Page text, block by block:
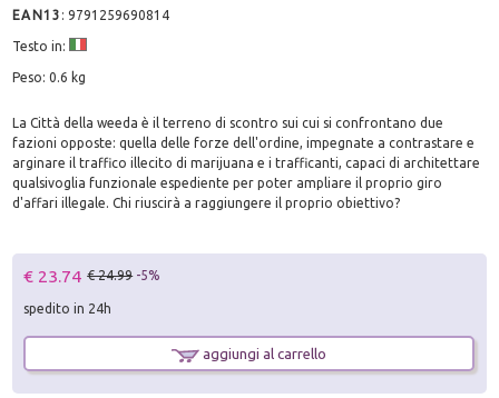
EAN13 :9791259690814
Testo in:
Peso: 0.6 kg
La Città della weeda è il terreno di scontro sui cui si confrontano due
fazioni opposte: quella delle forze dell'ordine, impegnate a contrastare e
arginare il traffico illecito di marijuana e i trafficanti, capaci di architettare
qualsivoglia funzionale espediente per poter ampliare il proprio giro
d'affari illegale. Chi riuscirà a raggiungere il proprio obiettivo?
€ 23.74 € 24.99 -5%
spedito in 24h
aggiungi al carrello